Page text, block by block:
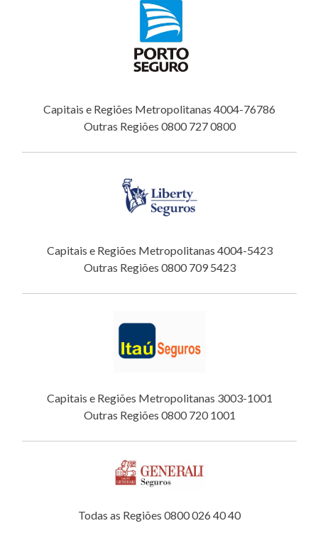
Capitais e Regiões Metropolitanas 4004-76786
Outras Regiões 0800 727 0800
Capitais e Regiões Metropolitanas 4004-5423
Outras Regiões 0800 709 5423
Capitais e Regiões Metropolitanas 3003-1001
Outras Regiões 0800 720 1001
Todas as Regiões 0800 026 40 40